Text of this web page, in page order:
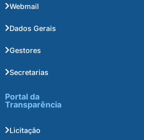
Webmail
Dados Gerais
Gestores
Secretarias
Portal da
Transparência
Licitação